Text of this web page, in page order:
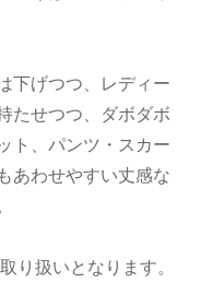
下げつつ、レディー
たせつつ、ダボダボ
ト、パンツ・スカー
あわせやすい丈感な
り扱いとなります。